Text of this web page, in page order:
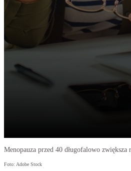
Menopauza przed 40 długofalowo zwiększa
Foto: Adobe Stock